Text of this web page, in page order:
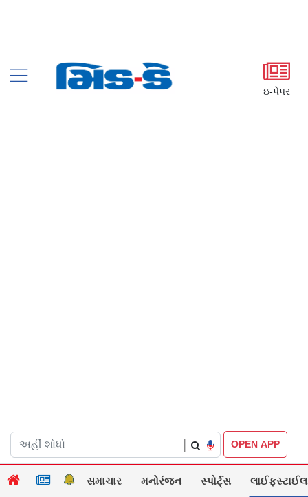
ઇ-પેપર
OPEN APP
સમાચાર મનોરંજન સ્પોર્ટ્સ લાઈફસ્ટાઈલ